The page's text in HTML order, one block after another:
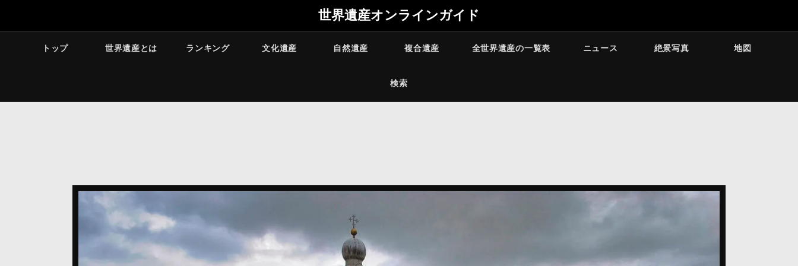
世界遺産オンラインガイド
トップ 世界遺産とは ランキング 文化遺産 自然遺産 複合遺産 全世界遺産の一覧表 ニュース 絶景写真 地図
検索